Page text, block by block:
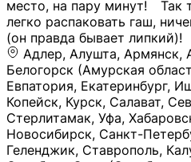
место, на пару минут!⠀
легко распаковать гаш,
(он правда бывает липкий)!
Адлер, Алушта, Армянск,
Белогорск (Амурская
Евпатория, Екатеринбург,
Копейск, Курск, Салават,
Стерлитамак, Уфа,
Новосибирск, Санкт-
Геленджик, Ставрополь,